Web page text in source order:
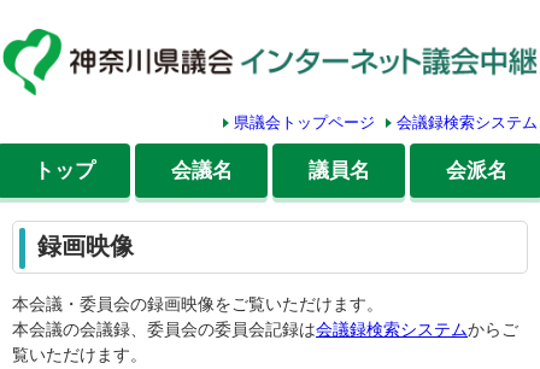
県議会トップページ 会議録検索システム
トップ 会議名 議員名 会派名
録画映像
本会議・委員会の録画映像をご覧いただけます。
本会議の会議録、委員会の委員会記録は会議録検索システムからご
覧いただけます。